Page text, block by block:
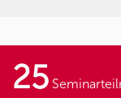
25